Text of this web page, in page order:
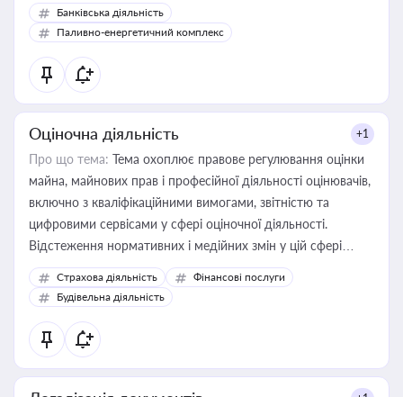
Банківська діяльність
Паливно-енергетичний комплекс
Оціночна діяльність +1
Про що тема: Тема охоплює правове регулювання оцінки
майна, майнових прав і професійної діяльності оцінювачів,
включно з кваліфікаційними вимогами, звітністю та
цифровими сервісами у сфері оціночної діяльності.
Відстеження нормативних і медійних змін у цій сфері
корисне для власника бізнесу, керівника, юриста або
бухгалтера під час оподаткування, приватизації, оренди
державного майна, корпоративних угод і перевірки
статусу суб'єктів оціночної діяльності
Страхова діяльність
Фінансові послуги
Будівельна діяльність